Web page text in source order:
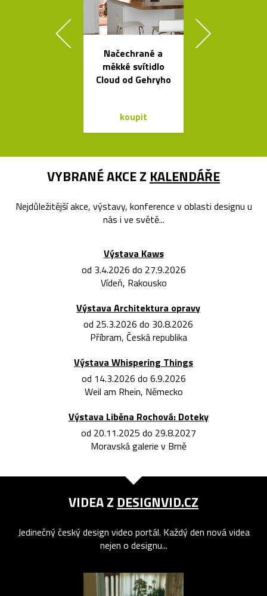
Načechrané a
měkké svítidlo
Cloud od Gehryho
koupit
VYBRANÉ AKCE Z KALENDÁŘE
Nejdůležitější akce, výstavy, konference v oblasti designu u
nás i ve světě...
Výstava Kaws
od 3.4.2026 do 27.9.2026
Vídeň, Rakousko
Výstava Architektura opravy
od 25.3.2026 do 30.8.2026
Příbram, Česká republika
Výstava Whispering Things
od 14.3.2026 do 6.9.2026
Weil am Rhein, Německo
Výstava Liběna Rochová: Doteky
od 20.11.2025 do 29.8.2027
Moravská galerie v Brně
VIDEA Z DESIGNVID.CZ
Jedinečný český design video portál. Každý den nová videa
nejen o designu...